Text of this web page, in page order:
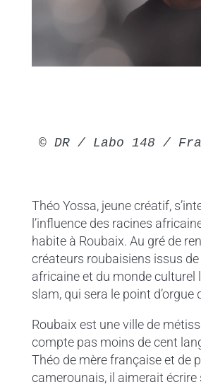
© DR / Labo 148 /
Théo Yossa, jeune créatif,
l’influence des racines
habite à Roubaix. Au gré de
créateurs roubaisiens issus
africaine et du monde culturel
slam, qui sera le point d’orgue
Roubaix est une ville de
compte pas moins de cent
Théo de mère française et de
camerounais, il aimerait écrire